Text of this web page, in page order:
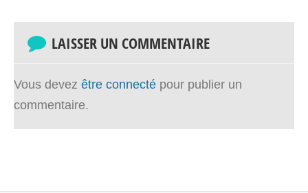
LAISSER UN COMMENTAIRE
Vous devez être connecté pour publier un
commentaire.